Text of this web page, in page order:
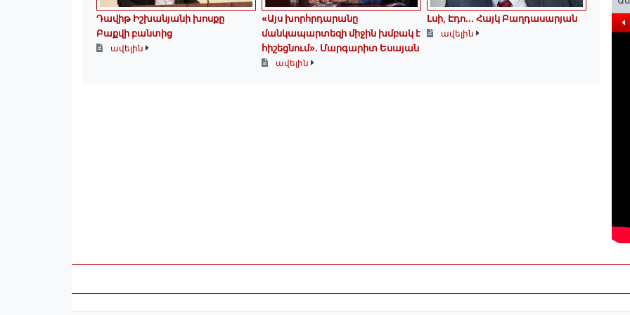
Դավիթ Իշխանյանի խոսքը
Բաքվի բանտից
ավելին
«Այս խորհրդարանը
մանկապարտեզի միջին խմբակ է
հիշեցնում»․ Մարգարիտ Եսայան
ավելին
Լսի, Էդո․․․ Հայկ Բաղդասարյան
ավելին